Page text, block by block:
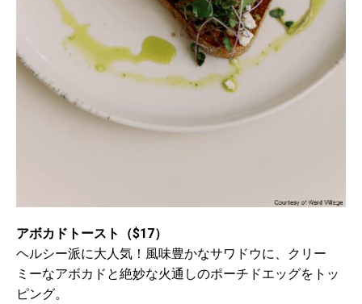
アボカドトースト（$17）
ヘルシー派に大人気！風味豊かなサワドウに、クリー
ミーなアボカドと絶妙な火通しのポーチドエッグをトッ
ピング。